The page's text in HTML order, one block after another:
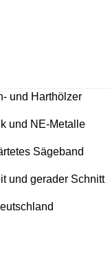
und Harthölzer
und NE-Metalle
Sägeband
und gerader Schnitt
Preis war: 37,50
Preis ist: 32,50